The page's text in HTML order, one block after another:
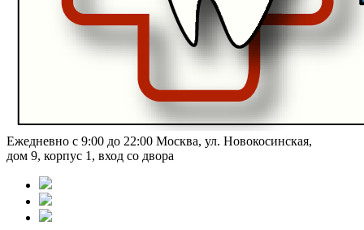
Ежедневно с 9:00 до 22:00 Москва, ул. Новокосинская,
дом 9, корпус 1, вход со двора